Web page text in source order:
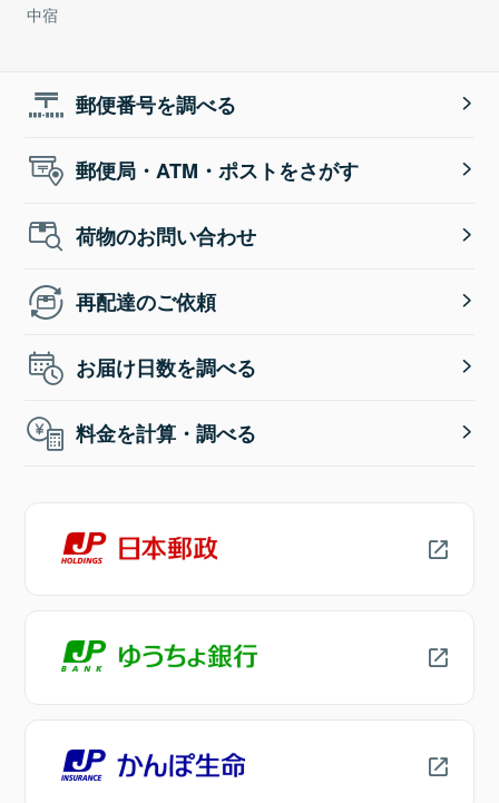
中宿
郵便番号を調べる
郵便局・ATM・ポストをさがす
荷物のお問い合わせ
再配達のご依頼
お届け日数を調べる
料金を計算・調べる